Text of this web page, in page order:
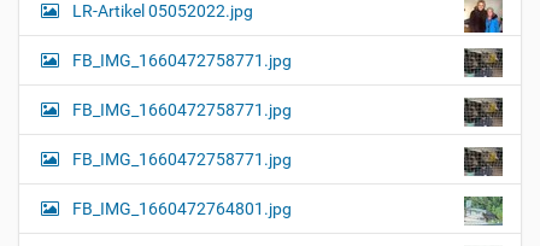
LR-Artikel 05052022.jpg
FB_IMG_1660472758771.jpg
FB_IMG_1660472758771.jpg
FB_IMG_1660472758771.jpg
FB_IMG_1660472764801.jpg